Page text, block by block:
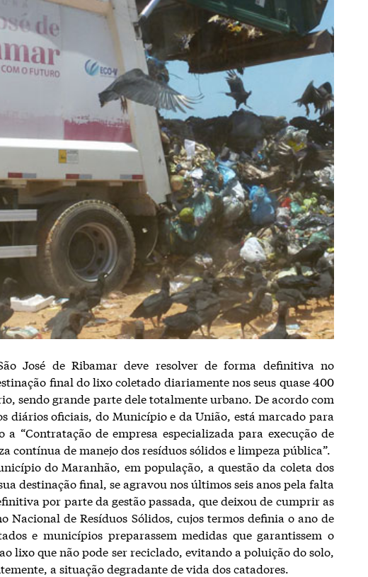
José de Ribamar deve resolver de forma definitiva no
final do lixo coletado diariamente nos seus quase 400
sendo grande parte dele totalmente urbano. De acordo com
diários oficiais, do Município e da União, está marcado para
“Contratação de empresa especializada para execução de
contínua de manejo dos resíduos sólidos e limpeza pública”.
do Maranhão, em população, a questão da coleta dos
destinação final, se agravou nos últimos seis anos pela falta
por parte da gestão passada, que deixou de cumprir as
Nacional de Resíduos Sólidos, cujos termos definia o ano de
e municípios preparassem medidas que garantissem o
lixo que não pode ser reciclado, evitando a poluição do solo,
a situação degradante de vida dos catadores.